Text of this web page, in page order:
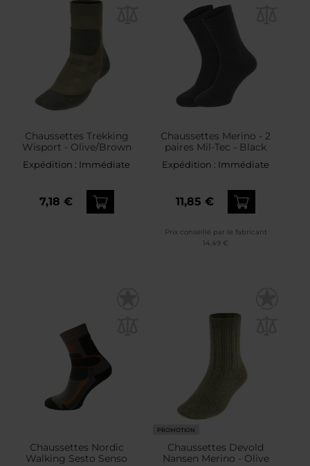
Chaussettes Trekking
Wisport - Olive/Brown
Expédition : Immédiate
7,18 €
Chaussettes Merino - 2
paires Mil-Tec - Black
Expédition : Immédiate
11,85 €
Prix conseillé par le fabricant
14,49 €
Chaussettes Nordic
Walking Sesto Senso
PROMOTION
Chaussettes Devold
Nansen Merino - Olive